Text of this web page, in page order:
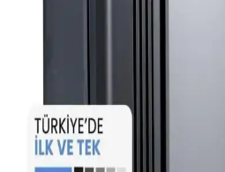
Vigor Plus hava temizleme cihazının
bilgi bulunmamaktadır. Teknoloji ve
mevcut veriler sınırlı olup, daha fazla